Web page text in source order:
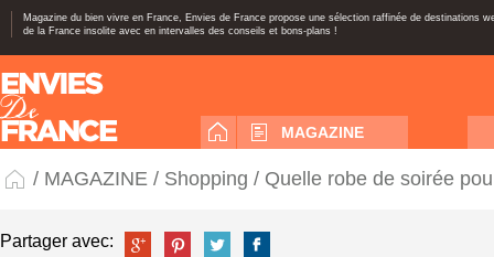
Magazine du bien vivre en France, Envies de France propose une sélection raffinée de destinations
de la France insolite avec en intervalles des conseils et bons-plans !
MAGAZINE
/ MAGAZINE / Shopping / Quelle robe de soirée
Partager avec: